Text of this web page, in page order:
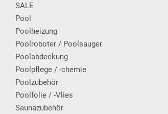
SALE
Pool
Poolheizung
Poolroboter / Poolsauger
Poolabdeckung
Poolpflege / -chemie
Poolzubehör
Poolfolie / -Vlies
Saunazubehör